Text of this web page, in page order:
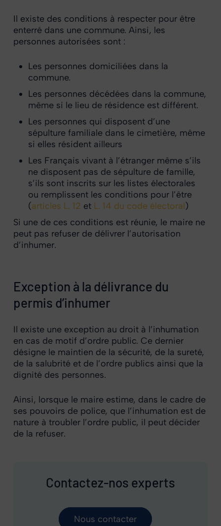
Il existe des conditions à respecter pour être
enterré dans une commune. Ainsi, les
personnes autorisées sont :
Les personnes domiciliées dans la
commune.
Les personnes décédées dans la commune,
même si le lieu de résidence est différent.
Les personnes qui disposent d’une
sépulture familiale dans le cimetière, même
si elles résident ailleurs
Les Français vivant à l’étranger même s’ils
ne disposent pas de sépulture de famille,
s’ils sont inscrits sur les listes électorales
ou remplissent les conditions pour l’être
(articles L. 12 et L. 14 du code électoral)
Si une de ces conditions est réunie, le maire ne
peut pas refuser de délivrer l’autorisation
d’inhumer.
Exception à la délivrance du
permis d’inhumer
Il existe une exception au droit à l’inhumation
en cas de motif d’ordre public. Ce dernier
désigne le maintien de la sécurité, de la sureté,
de la salubrité et de l’ordre publics ainsi que la
dignité des personnes.
Ainsi, lorsque le maire estime, dans le cadre de
ses pouvoirs de police, que l’inhumation est de
nature à troubler l’ordre public, il peut décider
de la refuser.
Contactez-nos experts
Nous contacter